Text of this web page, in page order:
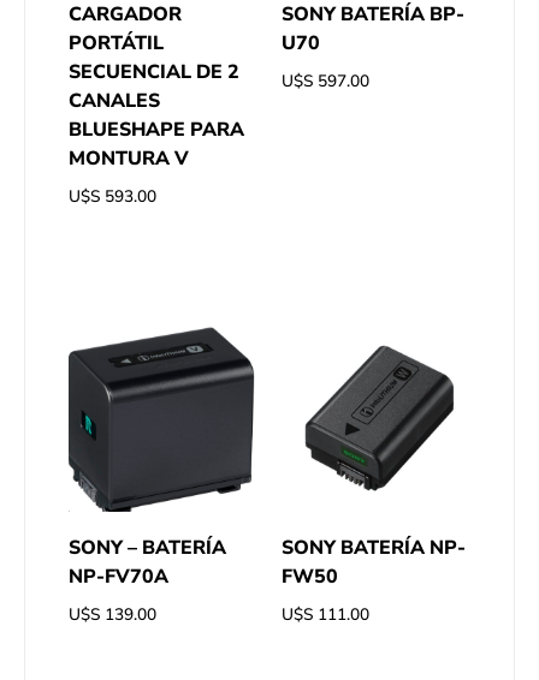
CARGADOR
PORTÁTIL
SECUENCIAL DE 2
CANALES
BLUESHAPE PARA
MONTURA V
U$S 593.00
SONY BATERÍA BP-
U70
U$S 597.00
SONY – BATERÍA
NP-FV70A
U$S 139.00
SONY BATERÍA NP-
FW50
U$S 111.00